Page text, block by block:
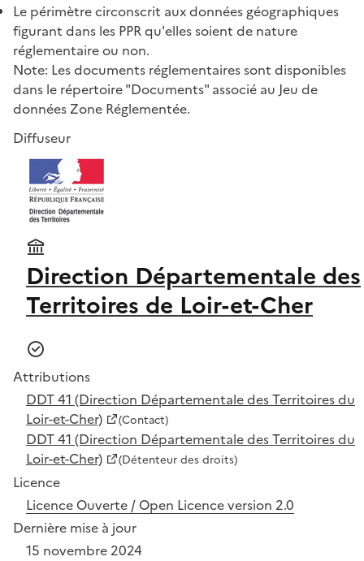
Le périmètre circonscrit aux données géographiques
figurant dans les PPR qu'elles soient de nature
réglementaire ou non.
Note: Les documents réglementaires sont disponibles
dans le répertoire "Documents" associé au Jeu de
données Zone Réglementée.
Diffuseur
Direction Départementale des
Territoires de Loir-et-Cher
Attributions
DDT 41 (Direction Départementale des Territoires du
Loir-et-Cher)
(Contact)
DDT 41 (Direction Départementale des Territoires du
Loir-et-Cher)
(Détenteur des droits)
Licence
Licence Ouverte / Open Licence version 2.0
Dernière mise à jour
15 novembre 2024